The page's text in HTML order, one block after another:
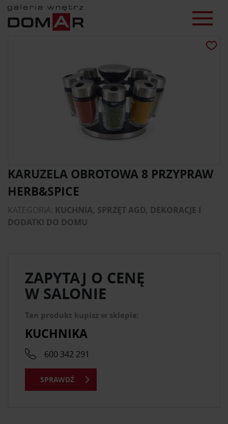
KARUZELA OBROTOWA 8 PRZYPRAW
HERB&SPICE
KATEGORIA: KUCHNIA, SPRZĘT AGD, DEKORACJE I
DODATKI DO DOMU
ZAPYTAJ O CENĘ
W SALONIE
Ten produkt kupisz w sklepie:
KUCHNIKA
600 342 291
SPRAWDŹ